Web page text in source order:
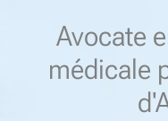
Avocate
médicale